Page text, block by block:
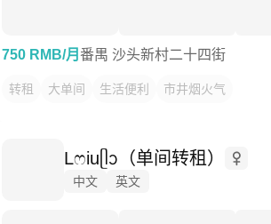
750 RMB/月 番禺 沙头新村二十四街
转租 大单间 生活便利 市井烟火气
Lෆiuᥫᩣ（单间转租）
中文 英文